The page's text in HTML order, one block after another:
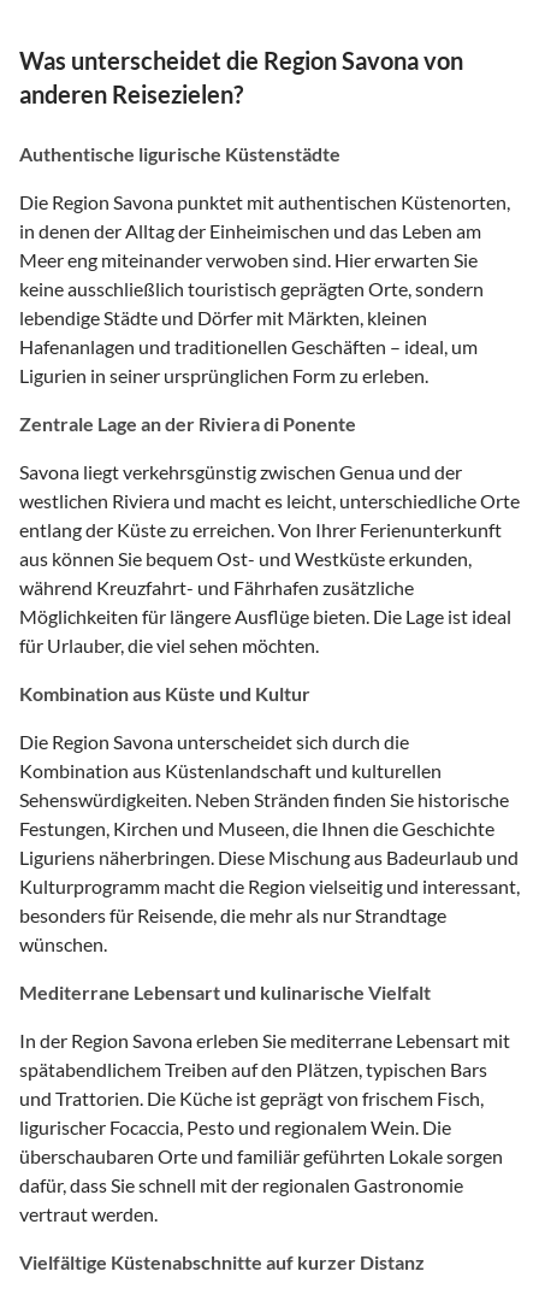
Was unterscheidet die Region Savona von
anderen Reisezielen?
Authentische ligurische Küstenstädte
Die Region Savona punktet mit authentischen Küstenorten,
in denen der Alltag der Einheimischen und das Leben am
Meer eng miteinander verwoben sind. Hier erwarten Sie
keine ausschließlich touristisch geprägten Orte, sondern
lebendige Städte und Dörfer mit Märkten, kleinen
Hafenanlagen und traditionellen Geschäften – ideal, um
Ligurien in seiner ursprünglichen Form zu erleben.
Zentrale Lage an der Riviera di Ponente
Savona liegt verkehrsgünstig zwischen Genua und der
westlichen Riviera und macht es leicht, unterschiedliche Orte
entlang der Küste zu erreichen. Von Ihrer Ferienunterkunft
aus können Sie bequem Ost- und Westküste erkunden,
während Kreuzfahrt- und Fährhafen zusätzliche
Möglichkeiten für längere Ausflüge bieten. Die Lage ist ideal
für Urlauber, die viel sehen möchten.
Kombination aus Küste und Kultur
Die Region Savona unterscheidet sich durch die
Kombination aus Küstenlandschaft und kulturellen
Sehenswürdigkeiten. Neben Stränden finden Sie historische
Festungen, Kirchen und Museen, die Ihnen die Geschichte
Liguriens näherbringen. Diese Mischung aus Badeurlaub und
Kulturprogramm macht die Region vielseitig und interessant,
besonders für Reisende, die mehr als nur Strandtage
wünschen.
Mediterrane Lebensart und kulinarische Vielfalt
In der Region Savona erleben Sie mediterrane Lebensart mit
spätabendlichem Treiben auf den Plätzen, typischen Bars
und Trattorien. Die Küche ist geprägt von frischem Fisch,
ligurischer Focaccia, Pesto und regionalem Wein. Die
überschaubaren Orte und familiär geführten Lokale sorgen
dafür, dass Sie schnell mit der regionalen Gastronomie
vertraut werden.
Vielfältige Küstenabschnitte auf kurzer Distanz